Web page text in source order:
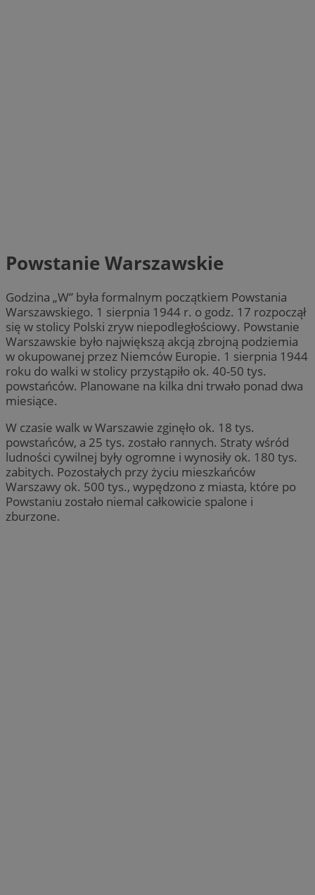
Powstanie Warszawskie
Godzina „W” była formalnym początkiem Powstania
Warszawskiego. 1 sierpnia 1944 r. o godz. 17 rozpoczął
się w stolicy Polski zryw niepodległościowy. Powstanie
Warszawskie było największą akcją zbrojną podziemia
w okupowanej przez Niemców Europie. 1 sierpnia 1944
roku do walki w stolicy przystąpiło ok. 40-50 tys.
powstańców. Planowane na kilka dni trwało ponad dwa
miesiące.
W czasie walk w Warszawie zginęło ok. 18 tys.
powstańców, a 25 tys. zostało rannych. Straty wśród
ludności cywilnej były ogromne i wynosiły ok. 180 tys.
zabitych. Pozostałych przy życiu mieszkańców
Warszawy ok. 500 tys., wypędzono z miasta, które po
Powstaniu zostało niemal całkowicie spalone i
zburzone.